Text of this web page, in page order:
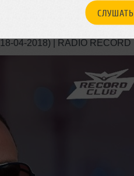
СЛУШАТЬ
04-2018) | RADIO RECORD